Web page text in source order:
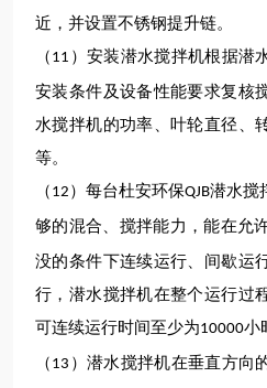
近，并设置不锈钢提升链。
（ 11 ）安装潜水搅拌机根据潜
安装条件及设备性能要求复核
水搅拌机的功率、叶轮直径、
等。
（ 12 ）每台杜安环保QJB潜水搅
够的混合、搅拌能力，能在允
没的条件下连续运行、间歇运
行， 潜水搅拌机在整个运行过
可连续运行时间至少为10000小
（ 13 ）潜水搅拌机在垂直方向